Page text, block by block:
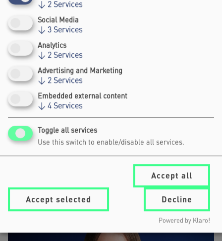
SASCHA MÜLLER-KRAENNER
↓ 2 Services
Social Media
↓ 3 Services
Analytics
↓ 2 Services
Advertising and Marketing
↓ 2 Services
Embedded external content
↓ 4 Services
Toggle all services
Use this switch to enable/disable all services.
Decline
Accept selected
Accept all
Powered by Klaro!